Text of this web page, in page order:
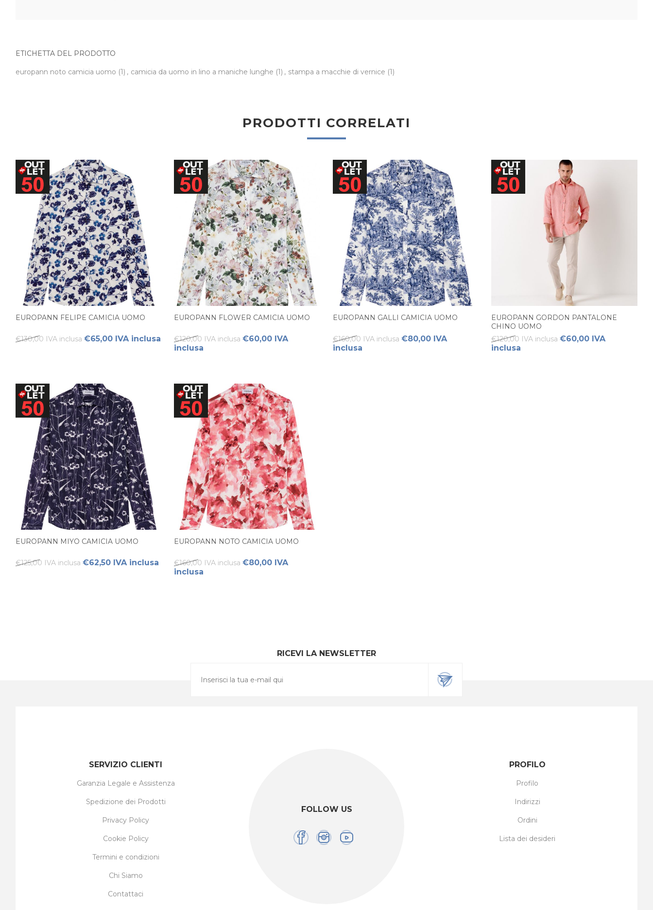
ETICHETTA DEL PRODOTTO
europann noto camicia uomo (1) , camicia da uomo in lino a maniche lunghe (1) , stampa a macchie di vernice (1)
PRODOTTI CORRELATI
EUROPANN FELIPE CAMICIA UOMO
€130,00 IVA inclusa €65,00 IVA inclusa
EUROPANN FLOWER CAMICIA UOMO
€120,00 IVA inclusa €60,00 IVA
inclusa
EUROPANN GALLI CAMICIA UOMO
€160,00 IVA inclusa €80,00 IVA
inclusa
EUROPANN GORDON PANTALONE
CHINO UOMO
€120,00 IVA inclusa €60,00 IVA
inclusa
EUROPANN MIYO CAMICIA UOMO
€125,00 IVA inclusa €62,50 IVA inclusa
EUROPANN NOTO CAMICIA UOMO
€160,00 IVA inclusa €80,00 IVA
inclusa
RICEVI LA NEWSLETTER
FOLLOW US
SERVIZIO CLIENTI
Garanzia Legale e Assistenza
Spedizione dei Prodotti
Privacy Policy
Cookie Policy
Termini e condizioni
Chi Siamo
Contattaci
PROFILO
Profilo
Indirizzi
Ordini
Lista dei desideri